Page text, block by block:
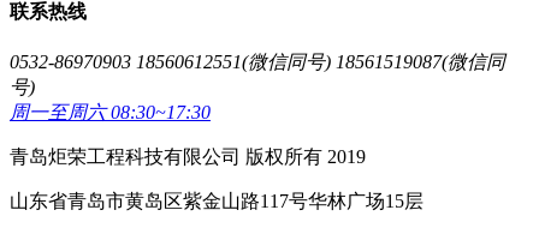
联系热线
0532-86970903 18560612551(微信同号) 18561519087(微信同
号)
周一至周六 08:30~17:30
青岛炬荣工程科技有限公司 版权所有 2019
山东省青岛市黄岛区紫金山路117号华林广场15层